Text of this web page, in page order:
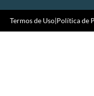
Termos de Uso|Política de